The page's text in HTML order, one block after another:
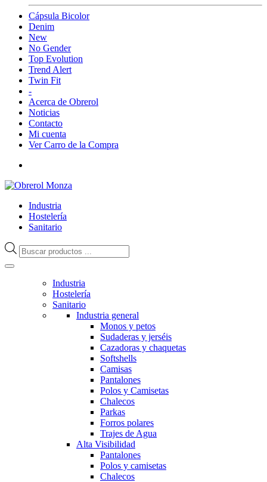
Cápsula Bicolor
Denim
New
No Gender
Top Evolution
Trend Alert
Twin Fit
-
Acerca de Obrerol
Noticias
Contacto
Mi cuenta
Ver Carro de la Compra
Industria
Hostelería
Sanitario
Búsqueda
de
Industria
Hostelería
Sanitario
Industria general
Monos y petos
Sudaderas y jerséis
Cazadoras y chaquetas
Softshells
Camisas
Pantalones
Polos y Camisetas
Chalecos
Parkas
Forros polares
Trajes de Agua
Alta Visibilidad
Pantalones
Polos y camisetas
Chalecos